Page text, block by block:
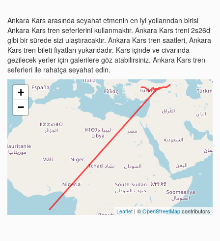
Ankara Kars arasında seyahat etmenin en iyi yollarından birisi
Ankara Kars tren seferlerini kullanmaktır. Ankara Kars treni 2s26d
gibi bir sürede sizi ulaştıracaktır. Ankara Kars tren saatleri, Ankara
Kars tren bileti fiyatları yukarıdadır. Kars içinde ve civarında
gezilecek yerler için galerilere göz atabilirsiniz. Ankara Kars tren
seferleri ile rahatça seyahat edin.
+
−
Leaflet | ©OpenStreetMapcontributors